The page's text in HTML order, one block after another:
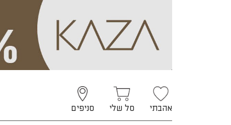
אהבתי סל שלי סניפים